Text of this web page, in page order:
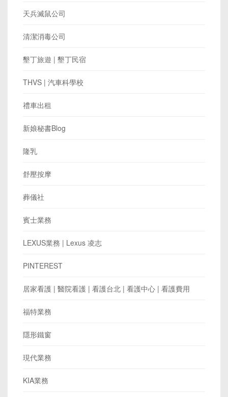
天兵滅鼠公司
清潔消毒公司
墾丁旅遊 | 墾丁民宿
THVS | 汽車科學校
禮車出租
新娘秘書Blog
隆乳
舒壓按摩
葬儀社
賓士業務
LEXUS業務 | Lexus 凌志
PINTEREST
居家看護 | 醫院看護 | 看護台北 | 看護中心 | 看護費用
福特業務
隱形鐵窗
現代業務
KIA業務